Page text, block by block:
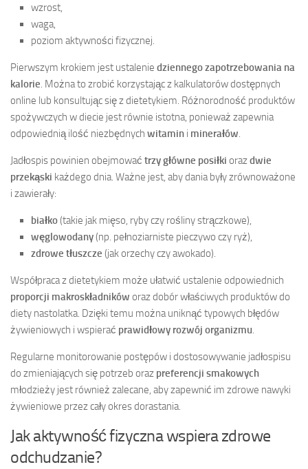
wzrost,
waga,
poziom aktywności fizycznej.
Pierwszym krokiem jest ustalenie dziennego zapotrzebowania na
kalorie . Można to zrobić korzystając z kalkulatorów dostępnych
online lub konsultując się z dietetykiem. Różnorodność produktów
spożywczych w diecie jest równie istotna, ponieważ zapewnia
odpowiednią ilość niezbędnych witamin i minerałów
Jadłospis powinien obejmować trzy główne posiłki orazdwie
przekąski każdego dnia. Ważne jest, aby dania były zrównoważone
i zawierały:
białko(takie jak mięso, ryby czy rośliny strączkowe),
węglowodany(np. pełnoziarniste pieczywo czy ryż),
zdrowe tłuszcze (jak orzechy czy awokado).
Współpraca z dietetykiem może ułatwić ustalenie odpowiednich
proporcji makroskładników oraz dobór właściwych produktów do
diety nastolatka. Dzięki temu można uniknąć typowych błędów
żywieniowych i wspierać prawidłowy rozwój organizmu
Regularne monitorowanie postępów i dostosowywanie jadłospisu
do zmieniających się potrzeb oraz preferencji smakowych
młodzieży jest również zalecane, aby zapewnić im zdrowe nawyki
żywieniowe przez cały okres dorastania.
Jak aktywność fizyczna wspiera zdrowe
odchudzanie?